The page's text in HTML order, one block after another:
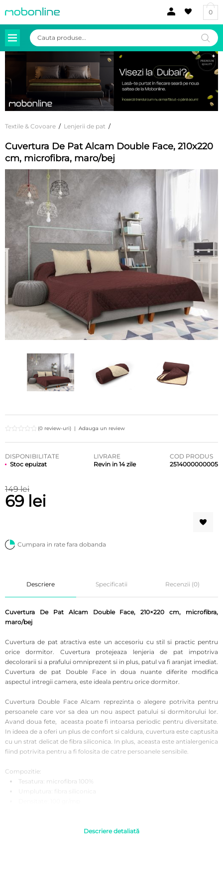
0
Products
search
Textile & Covoare / Lenjerii de pat /
Cuvertura De Pat Alcam Double Face, 210x220
cm, microfibra, maro/bej
(0 review-uri) | Adauga un review
DISPONIBILITATE
Stoc epuizat
LIVRARE
Revin in 14 zile
COD PRODUS
2514000000005
149 lei
69 lei
Cumpara in rate fara dobanda
Descriere Specificatii Recenzii (0)
Cuvertura De Pat Alcam Double Face, 210×220 cm, microfibra,
maro/bej
Cuvertura de pat atractiva este un accesoriu cu stil si practic pentru
orice dormitor. Cuvertura protejeaza lenjeria de pat impotriva
decolorarii si a prafului omniprezent si in plus, patul va fi aranjat imediat.
Cuvertura de pat Double Face in doua nuante diferite modifica
aspectul intregii camera, este ideala pentru orice dormitor.
Cuvertura Double Face Alcam reprezinta o alegere potrivita pentru
persoanele care vor sa dea un nou aspect patului si dormitorului lor.
Avand doua fete, aceasta poate fi intoarsa periodic pentru diversitate.
In ideea de a oferi un plus de confort si caldura, cuvertura este captusita
cu un strat delicat de fibra siliconica. In plus, aceasta este antialergenica
fiind potrivita pentru a fi folosita de catre persoanele sensibile.
Compozitie:
Tesatura: microfibra 100%
Se recomanda a fi spalata inainte de prima utilizare pentru o igiena
Descriere detaliată